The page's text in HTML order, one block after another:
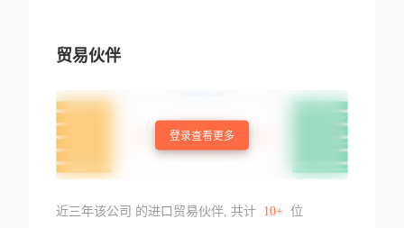
贸易伙伴
登录查看更多
近三年该公司 的进口贸易伙伴, 共计 10+ 位